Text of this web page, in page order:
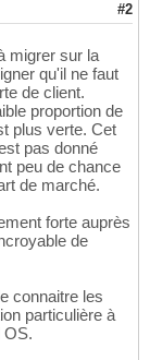
#2
migrer sur la
qu'il ne faut
de client.
proportion de
plus verte. Cet
pas donné
peu de chance
de marché.
forte auprès
de
connaitre les
particulière à
OS.